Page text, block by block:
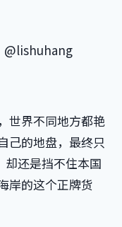
@lishuhang
世界不同地方都艳
己的地盘，最终只
还是挡不住本国
岸的这个正牌货